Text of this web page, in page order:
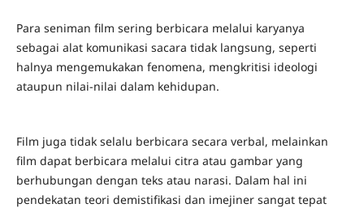
Para seniman film sering berbicara melalui karyanya
sebagai alat komunikasi sacara tidak langsung, seperti
halnya mengemukakan fenomena, mengkritisi ideologi
ataupun nilai-nilai dalam kehidupan.
Film juga tidak selalu berbicara secara verbal, melainkan
film dapat berbicara melalui citra atau gambar yang
berhubungan dengan teks atau narasi. Dalam hal ini
pendekatan teori demistifikasi dan imejiner sangat tepat